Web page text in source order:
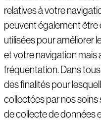
relatives à votre
peuvent également être
utilisées pour améliorer
et votre navigation mais
fréquentation. Dans
des finalités pour
collectées par nos
de collecte de données